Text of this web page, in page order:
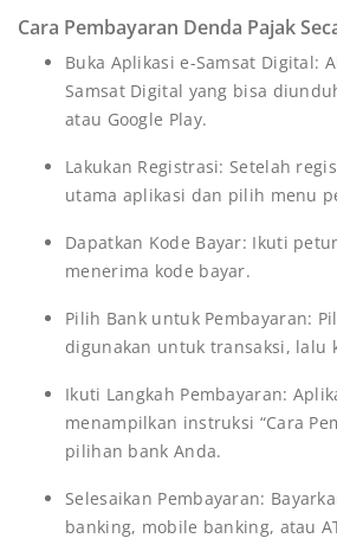
Cara Pembayaran Denda Pajak
Buka Aplikasi e-Samsat Digital:
Samsat Digital yang bisa
atau Google Play.
Lakukan Registrasi: Setelah
utama aplikasi dan pilih menu
Dapatkan Kode Bayar: Ikuti
menerima kode bayar.
Pilih Bank untuk Pembayaran:
digunakan untuk transaksi, lalu
Ikuti Langkah Pembayaran:
menampilkan instruksi “Cara
pilihan bank Anda.
Selesaikan Pembayaran:
banking, mobile banking, atau